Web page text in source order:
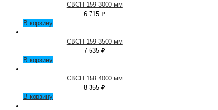
СВСН 159 3000 мм
6 715₽
В корзину
СВСН 159 3500 мм
7 535₽
В корзину
СВСН 159 4000 мм
8 355₽
В корзину